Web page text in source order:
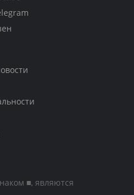
■, являются